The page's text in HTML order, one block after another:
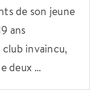
de son jeune
ans
invaincu,
deux …